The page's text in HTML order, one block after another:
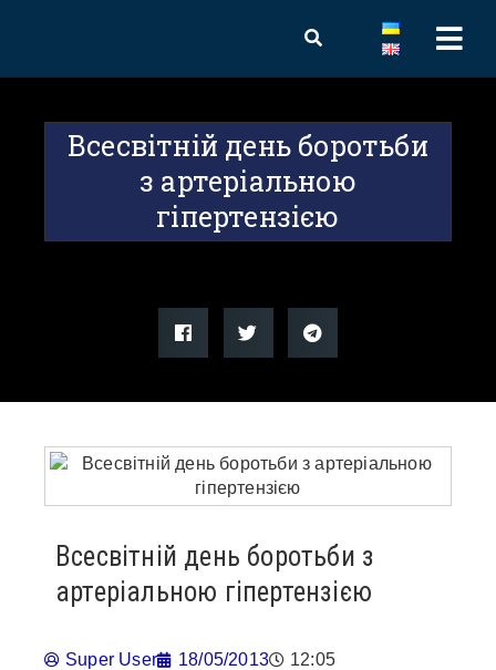
Всесвітній день боротьби
з артеріальною
гіпертензією
Всесвітній день боротьби з
артеріальною гіпертензією
Super User 18/05/2013 12:05